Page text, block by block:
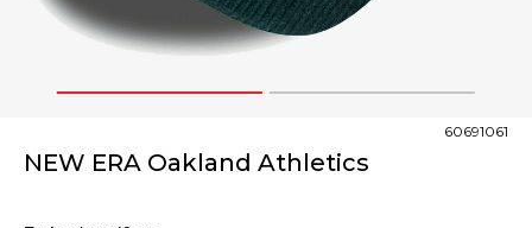
1 2
NEW ERA Oakland Athletics
60691061